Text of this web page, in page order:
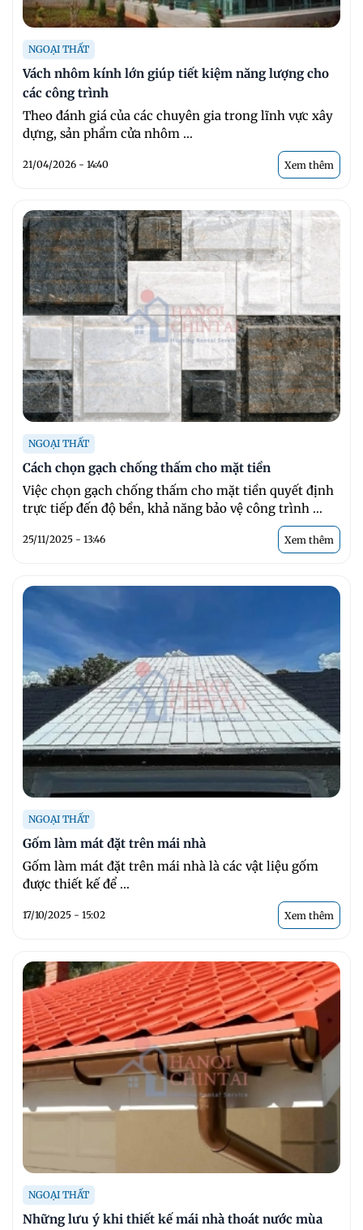
NGOẠI THẤT
Vách nhôm kính lớn giúp tiết kiệm năng lượng cho
các công trình
Theo đánh giá của các chuyên gia trong lĩnh vực xây
dựng, sản phẩm cửa nhôm ...
21/04/2026 - 14:40 Xem thêm
NGOẠI THẤT
Cách chọn gạch chống thấm cho mặt tiền
Việc chọn gạch chống thấm cho mặt tiền quyết định
trực tiếp đến độ bền, khả năng bảo vệ công trình ...
25/11/2025 - 13:46 Xem thêm
NGOẠI THẤT
Gốm làm mát đặt trên mái nhà
Gốm làm mát đặt trên mái nhà là các vật liệu gốm
được thiết kế để ...
17/10/2025 - 15:02 Xem thêm
NGOẠI THẤT
Những lưu ý khi thiết kế mái nhà thoát nước mùa